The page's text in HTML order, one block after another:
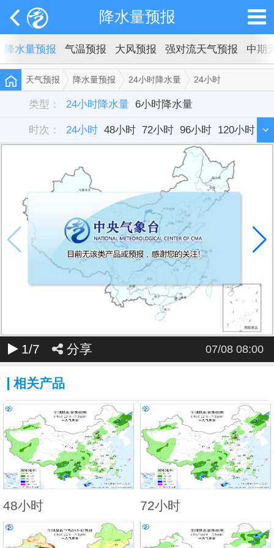
降水量预报
降水量预报 气温预报 大风预报 强对流天气预报 中期
天气预报 降水量预报 24小时降水量 24小时
类型： 24小时降水量 6小时降水量
时次： 24小时 48小时 72小时 96小时 120小时
1/7 分享 07/08 08:00
相关产品
48小时 72小时